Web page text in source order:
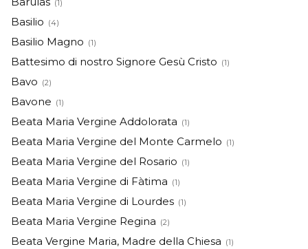
(1)
Basilio (4)
Basilio Magno (1)
Battesimo di nostro Signore Gesù Cristo (1)
Bavo (2)
Bavone (1)
Beata Maria Vergine Addolorata (1)
Beata Maria Vergine del Monte Carmelo (1)
Beata Maria Vergine del Rosario (1)
Beata Maria Vergine di Fàtima (1)
Beata Maria Vergine di Lourdes (1)
Beata Maria Vergine Regina (2)
Beata Vergine Maria, Madre della Chiesa (1)